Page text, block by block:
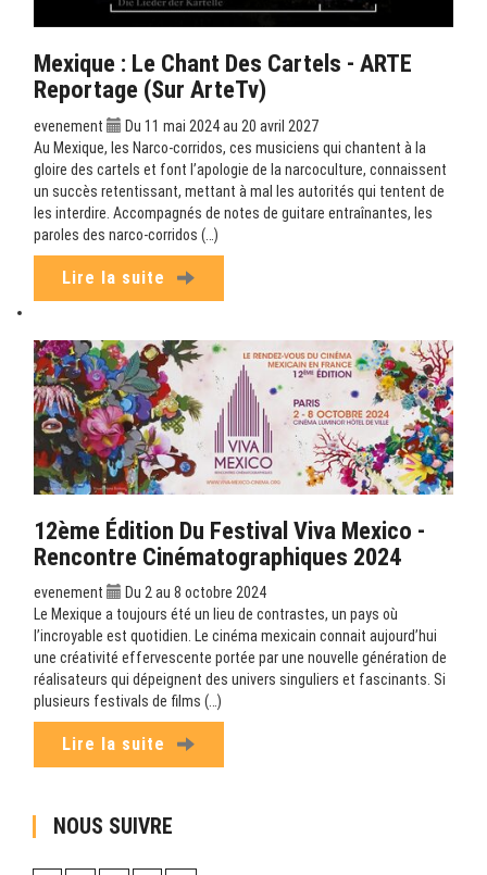
Mexique : Le Chant Des Cartels - ARTE
Reportage (sur ArteTv)
evenement
Du 11 mai 2024 au 20 avril 2027
Au Mexique, les Narco-corridos, ces musiciens qui chantent à la
gloire des cartels et font l’apologie de la narcoculture, connaissent
un succès retentissant, mettant à mal les autorités qui tentent de
les interdire. Accompagnés de notes de guitare entraînantes, les
paroles des narco-corridos (…)
Lire la suite
12ème Édition Du Festival Viva Mexico -
Rencontre Cinématographiques 2024
evenement
Du 2 au 8 octobre 2024
Le Mexique a toujours été un lieu de contrastes, un pays où
l’incroyable est quotidien. Le cinéma mexicain connait aujourd’hui
une créativité effervescente portée par une nouvelle génération de
réalisateurs qui dépeignent des univers singuliers et fascinants. Si
plusieurs festivals de films (…)
Lire la suite
NOUS SUIVRE